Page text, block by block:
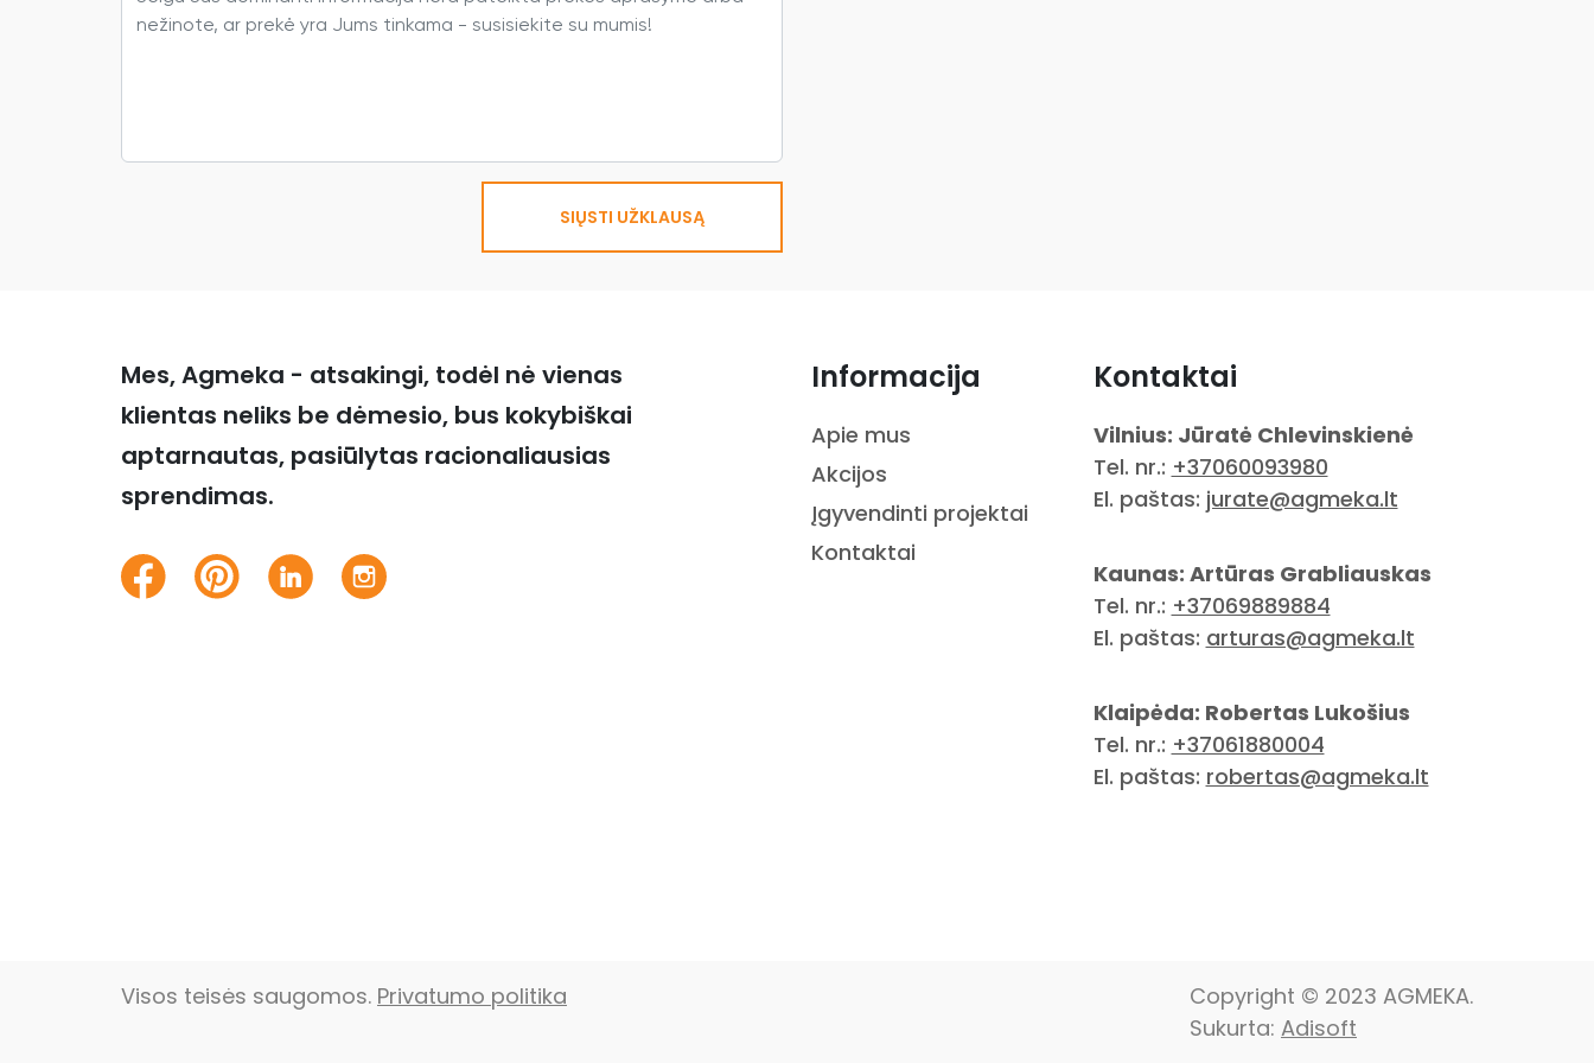
SIŲSTI UŽKLAUSĄ
Mes, Agmeka - atsakingi, todėl nė vienas
klientas neliks be dėmesio, bus kokybiškai
aptarnautas, pasiūlytas racionaliausias
sprendimas.
Informacija
Apie mus
Akcijos
Įgyvendinti projektai
Kontaktai
Kontaktai
Vilnius: Jūratė Chlevinskienė
Tel. nr.: +37060093980
El. paštas: jurate@agmeka.lt
Kaunas: Artūras Grabliauskas
Tel. nr.: +37069889884
El. paštas: arturas@agmeka.lt
Klaipėda: Robertas Lukošius
Tel. nr.: +37061880004
El. paštas: robertas@agmeka.lt
Visos teisės saugomos. Privatumo politika
Copyright © 2023 AGMEKA.
Sukurta: Adisoft